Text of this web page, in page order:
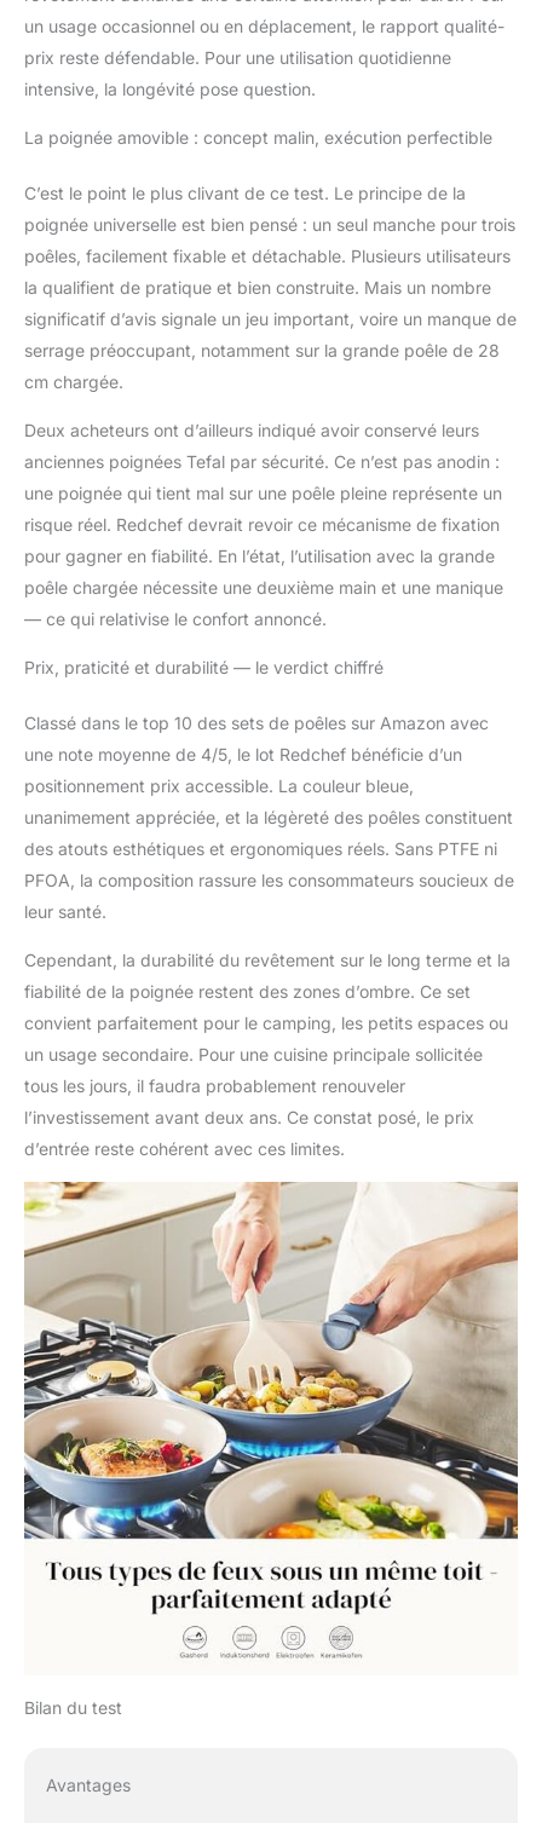
L'ensemble de poêles
est également exempt
de PTFE, de PFAS, de
produits chimiques
homogène sans points
chauds:UNIVERSEL
POUR TOUTES LES
CUISEUSES - y
compris à induction !
La base composite à 5
couches (noyau en
acier
l'induction rapidement
et uniformément - pour
une saisie contrôlée et
en énergie
un usage occasionnel ou en déplacement, le rapport qualité-
prix reste défendable. Pour une utilisation quotidienne
intensive, la longévité pose question.
La poignée amovible : concept malin, exécution perfectible
C’est le point le plus clivant de ce test. Le principe de la
poignée universelle est bien pensé : un seul manche pour trois
poêles, facilement fixable et détachable. Plusieurs utilisateurs
la qualifient de pratique et bien construite. Mais un nombre
significatif d’avis signale un jeu important, voire un manque de
serrage préoccupant, notamment sur la grande poêle de 28
cm chargée.
Deux acheteurs ont d’ailleurs indiqué avoir conservé leurs
anciennes poignées Tefal par sécurité. Ce n’est pas anodin :
une poignée qui tient mal sur une poêle pleine représente un
risque réel. Redchef devrait revoir ce mécanisme de fixation
pour gagner en fiabilité. En l’état, l’utilisation avec la grande
poêle chargée nécessite une deuxième main et une manique
— ce qui relativise le confort annoncé.
Prix, praticité et durabilité — le verdict chiffré
Classé dans le top 10 des sets de poêles sur Amazon avec
une note moyenne de 4/5, le lot Redchef bénéficie d’un
positionnement prix accessible. La couleur bleue,
unanimement appréciée, et la légèreté des poêles constituent
des atouts esthétiques et ergonomiques réels. Sans PTFE ni
PFOA, la composition rassure les consommateurs soucieux de
leur santé.
Cependant, la durabilité du revêtement sur le long terme et la
fiabilité de la poignée restent des zones d’ombre. Ce set
convient parfaitement pour le camping, les petits espaces ou
un usage secondaire. Pour une cuisine principale sollicitée
tous les jours, il faudra probablement renouveler
l’investissement avant deux ans. Ce constat posé, le prix
d’entrée reste cohérent avec ces limites.
Bilan du test
Avantages